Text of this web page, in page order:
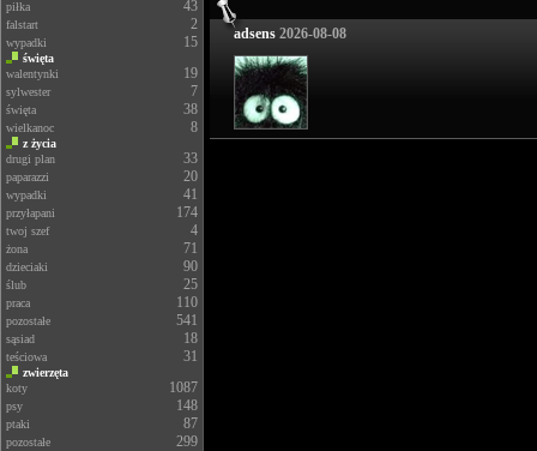
piłka 43
falstart 2
wypadki 15
święta
walentynki
19
sylwester 7
święta 38
wielkanoc 8
z życia
drugi plan
33
paparazzi 20
wypadki 41
przyłapani 174
twoj szef 4
żona 71
dzieciaki 90
ślub 25
praca 110
pozostałe 541
sąsiad 18
teściowa 31
zwierzęta
koty
1087
psy 148
ptaki 87
pozostałe 299
adsens 2026-08-08